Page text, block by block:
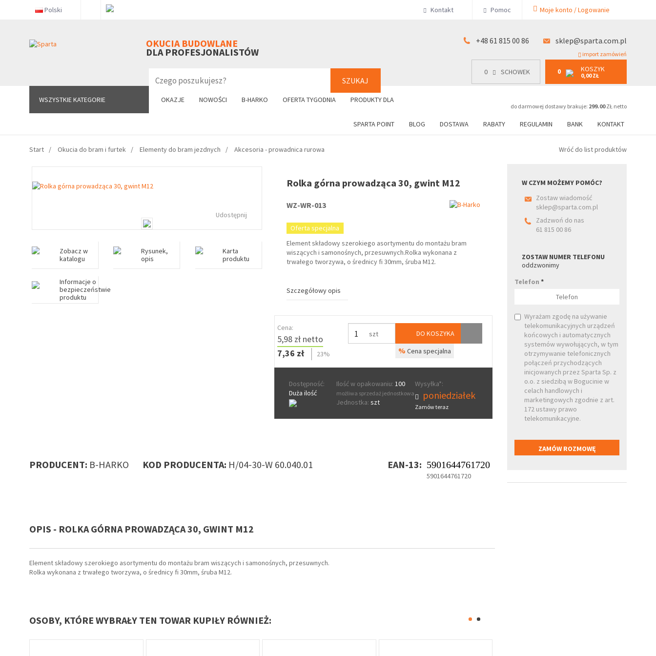
Polski Kontakt Pomoc Moje konto / Logowanie
OKUCIA BUDOWLANE
DLA PROFESJONALISTÓW
SZUKAJ
+48 61 815 00 86 sklep@sparta.com.pl
import zamówień
0 SCHOWEK 0 KOSZYK
0,00 ZŁ
do darmowej dostawy brakuje: 299.00ZŁ netto
WSZYSTKIE KATEGORIE OKAZJE NOWOŚCI B-HARKO OFERTA TYGODNIA PRODUKTY DLA
SPARTA POINT BLOG DOSTAWA RABATY REGULAMIN BANK KONTAKT
WSZYSTKIE KATEGORIE 0 SCHOWEK 0 KOSZYK
0,00 ZŁ
+48 61 815 00 86
Start Okucia do bram i furtek Elementy do bram jezdnych Akcesoria - prowadnica rurowa Wróć do list produktów
Udostępnij
Zobacz w
katalogu
Rysunek,
opis
Karta
produktu
Informacje o
bezpieczeństwie
produktu
Rolka górna prowadząca 30, gwint M12
WZ-WR-013
Oferta specjalna
Element składowy szerokiego asortymentu do montażu bram
wiszących i samonośnych, przesuwnych.Rolka wykonana z
trwałego tworzywa, o średnicy fi 30mm, śruba M12.
Szczegółowy opis
Cena:
5,98 zł netto
7,36 zł
23%
szt DO KOSZYKA
% Cena specjalna
Dostępność:
Duża ilość
Ilość w opakowaniu: 100
możliwa sprzedaż jednostkowa
Jednostka: szt
Wysyłka*:
poniedziałek
Zamów teraz
PRODUCENT: B-HARKO KOD PRODUCENTA: H/04-30-W 60.040.01 EAN-13: 5901644761720
5901644761720
OPIS - ROLKA GÓRNA PROWADZĄCA 30, GWINT M12
Element składowy szerokiego asortymentu do montażu bram wiszących i samonośnych, przesuwnych.
Rolka wykonana z trwałego tworzywa, o średnicy fi 30mm, śruba M12.
OSOBY, KTÓRE WYBRAŁY TEN TOWAR KUPIŁY RÓWNIEŻ:
W CZYM MOŻEMY POMÓC?
Zostaw wiadomość
sklep@sparta.com.pl
Zadzwoń do nas
61 815 00 86
ZOSTAW NUMER TELEFONU
oddzwonimy
Telefon*
Wyrażam zgodę na używanie
telekomunikacyjnych urządzeń
końcowych i automatycznych
systemów wywołujących, w tym
otrzymywanie telefonicznych
połączeń przychodzących
inicjowanych przez Sparta Sp. z
o.o. z siedzibą w Bogucinie w
celach handlowych i
marketingowych zgodnie z art.
172 ustawy prawo
telekomunikacyjne.